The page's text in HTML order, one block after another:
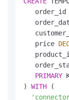
   order_id
   price
PRIMARY
) WITH (